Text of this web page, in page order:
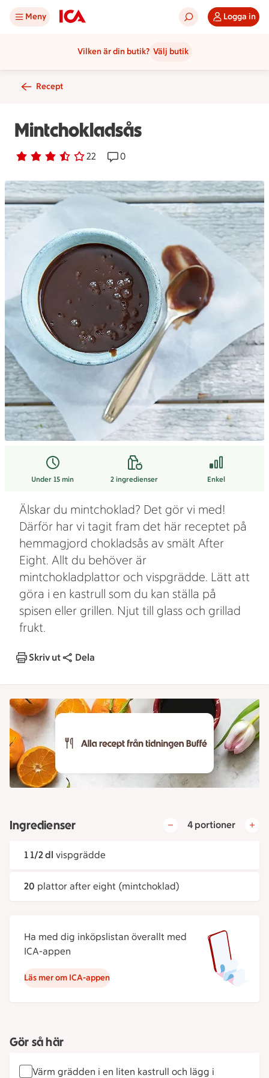
Meny Logga in
Vilken är din butik? Välj butik
Recept
Mintchokladsås
Betyg 3.1 av 5. 22
22 personer har röstatReceptet har 0 kommentarer
0
Under 15 min 2ingredienser Enkel
Älskar du mintchoklad? Det gör vi med!
Därför har vi tagit fram det här receptet på
hemmagjord chokladsås av smält After
Eight. Allt du behöver är
mintchokladplattor och vispgrädde. Lätt att
göra i en kastrull som du kan ställa på
spisen eller grillen. Njut till glass och grillad
frukt.
Skriv ut Dela
Ingredienser 4 portioner
1 1/2 dl vispgrädde
20 plattor after eight (mintchoklad)
Ha med dig inköpslistan överallt med
ICA-appen
Läs mer om ICA-appen
Gör så här
Värm grädden i en liten kastrull och lägg i